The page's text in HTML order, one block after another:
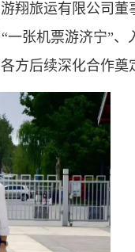
翔旅运有限公司董
张机票游济宁”、
方后续深化合作奠